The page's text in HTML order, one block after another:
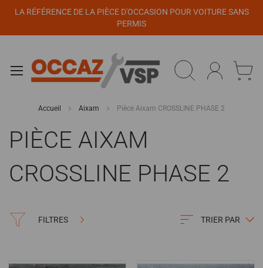
LA RÉFÉRENCE DE LA PIÈCE D'OCCASION POUR VOITURE SANS
PERMIS
Accueil Aixam Pièce Aixam CROSSLINE PHASE 2
PIÈCE AIXAM
CROSSLINE PHASE 2
FILTRES TRIER PAR
Panneau de gestion des cookies